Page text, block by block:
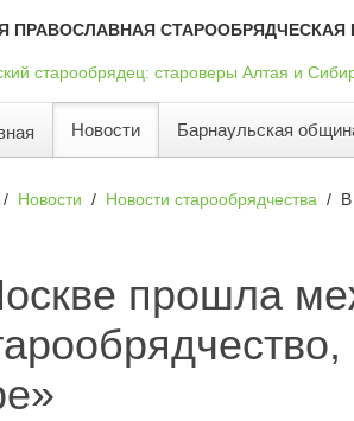
ПРАВОСЛАВНАЯ СТАРООБРЯДЧЕСКАЯ
Новости Барнаульская
Новости Новости старообрядчества
прошла